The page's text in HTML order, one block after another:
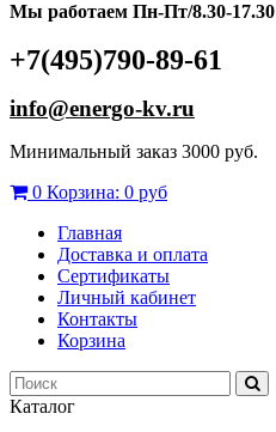
Мы работаем Пн-Пт/8.30-17.30
+7(495)790-89-61
info@energo-kv.ru
Минимальный заказ 3000 руб.
0 Корзина: 0 руб
Главная
Доставка и оплата
Сертификаты
Личный кабинет
Контакты
Корзина
Каталог